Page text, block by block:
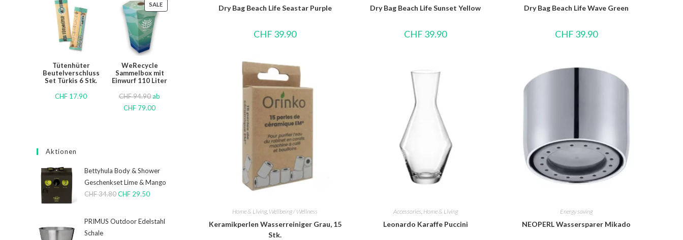
Dry Bag Beach Life Seastar Purple
CHF 39.90
Dry Bag Beach Life Sunset Yellow
CHF 39.90
Dry Bag Beach Life Wave Green
CHF 39.90
Home & Living, Wellbeing / Wellness
Keramikperlen Wasserreiniger Grau, 15
Stk.
Accessories Home & Living
Leonardo Karaffe Puccini
Energy saving
NEOPERL Wassersparer Mikado
Tütenhüter
Beutelverschluss
Set Türkis 6 Stk.
CHF 17.90
SALE
WeRecycle
Sammelbox mit
Einwurf 110 Liter
CHF94.90ab
CHF 79.00
Aktionen
Bettyhula Body & Shower
Geschenkset Lime & Mango
CHF34.80CHF 29.50
PRIMUS Outdoor Edelstahl
Schale